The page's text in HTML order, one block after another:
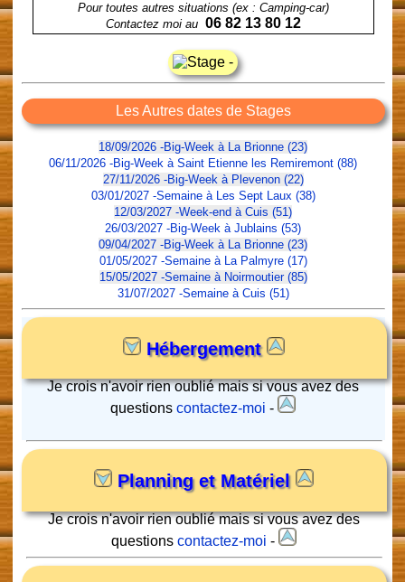
Pour toutes autres situations (ex : Camping-car)
Contactez moi au 06 82 13 80 12
Les Autres dates de Stages
18/09/2026 -Big-Week à La Brionne (23)
06/11/2026 -Big-Week à Saint Etienne les Remiremont (88)
27/11/2026 -Big-Week à Plevenon (22)
03/01/2027 -Semaine à Les Sept Laux (38)
12/03/2027 -Week-end à Cuis (51)
26/03/2027 -Big-Week à Jublains (53)
09/04/2027 -Big-Week à La Brionne (23)
01/05/2027 -Semaine à La Palmyre (17)
15/05/2027 -Semaine à Noirmoutier (85)
31/07/2027 -Semaine à Cuis (51)
Hébergement
Je crois n'avoir rien oublié mais si vous avez des
questionscontactez-moi -
Planning et Matériel
Je crois n'avoir rien oublié mais si vous avez des
questionscontactez-moi -